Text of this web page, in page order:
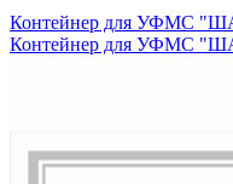
Контейнер для УФМС
Контейнер для УФМС